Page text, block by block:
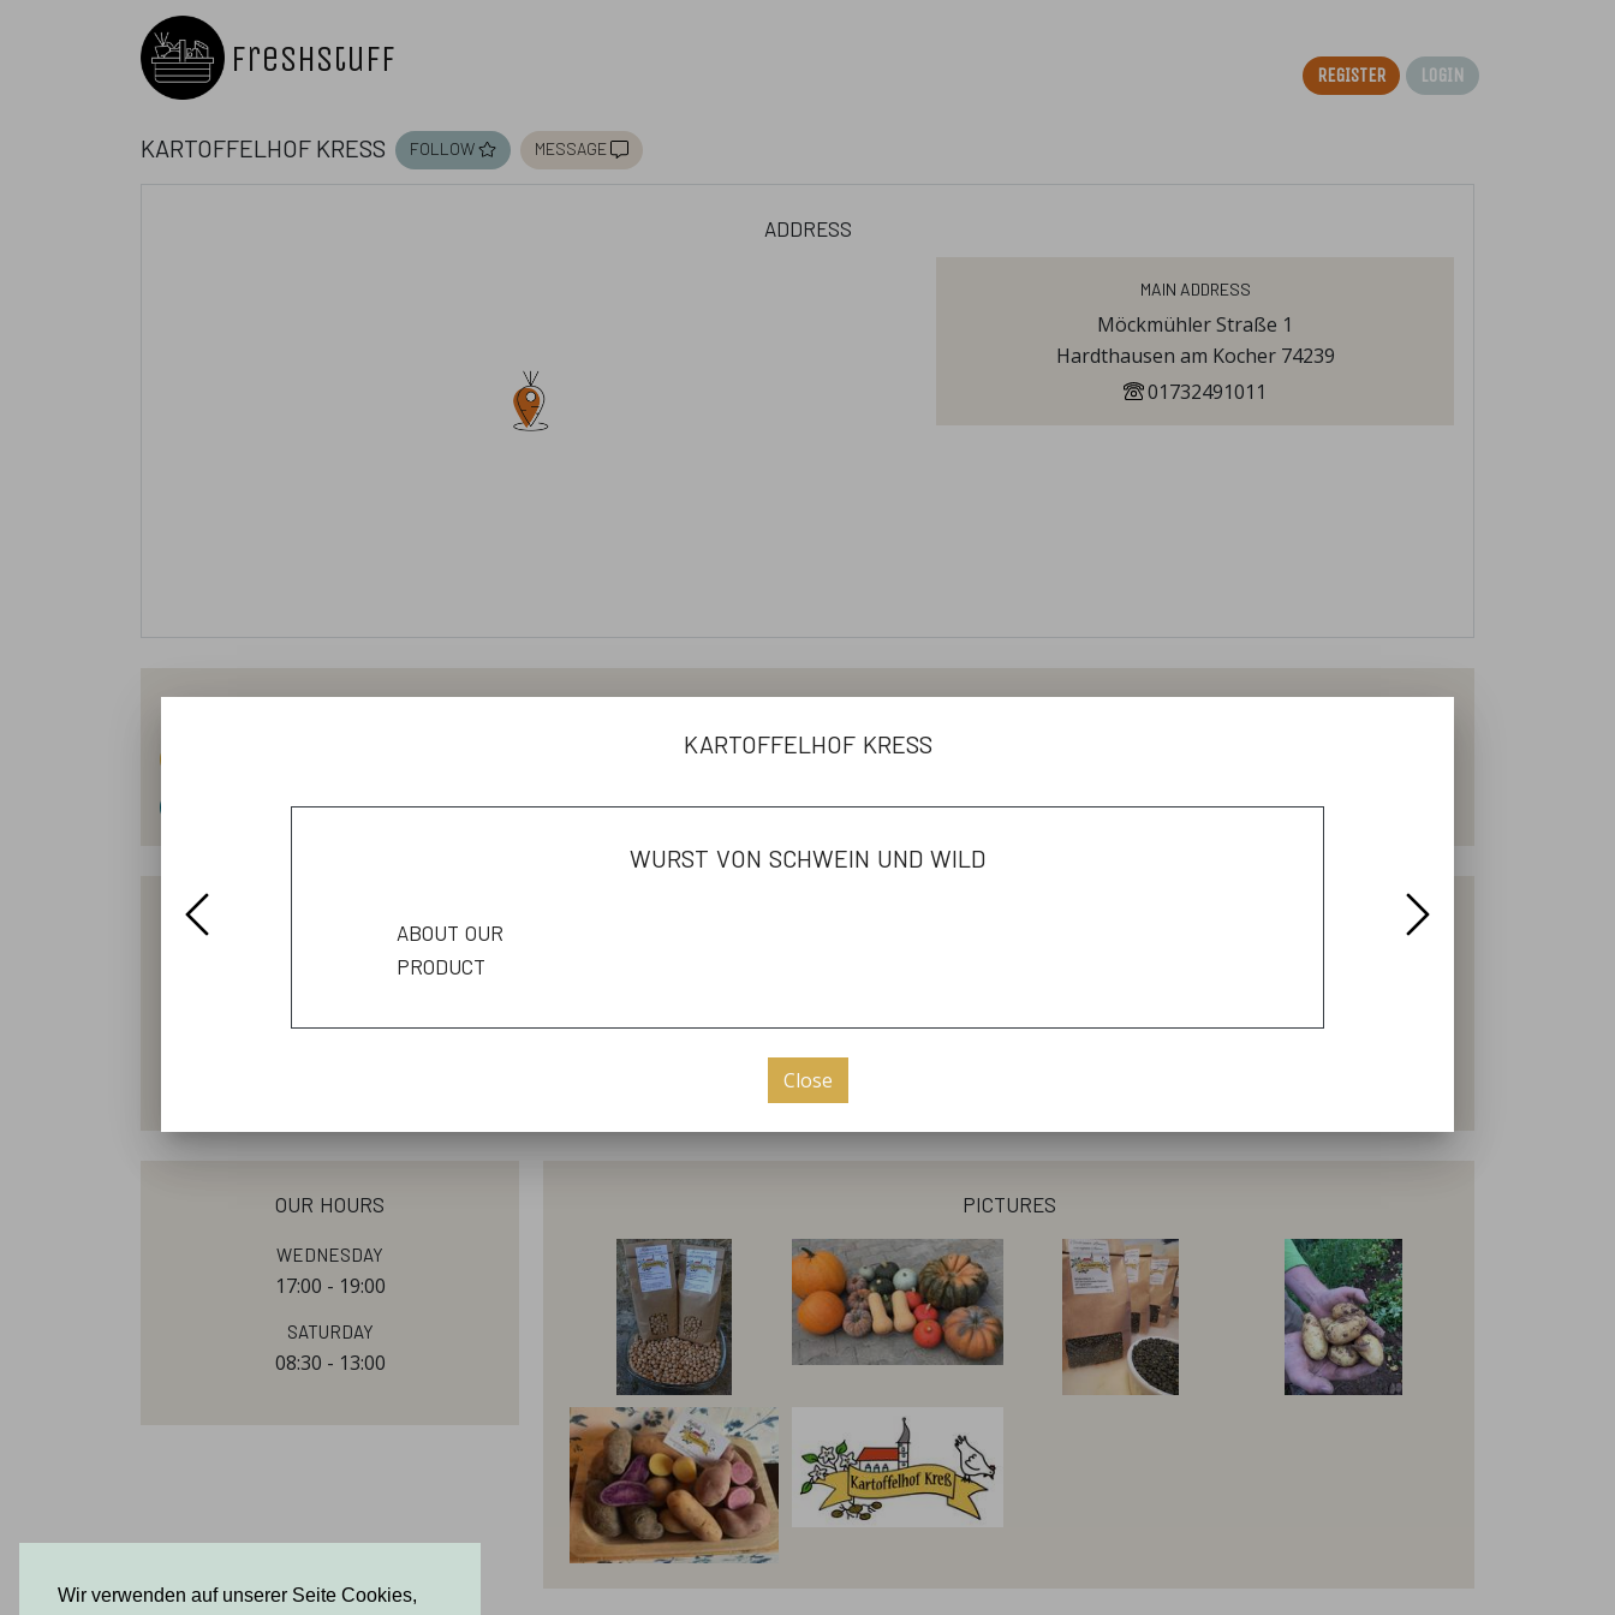
Wir verwenden auf unserer Seite Cookies,
Freshstuff Register Login
Kartoffelhof Kreß follow message
address
Main Address
Möckmühler Straße 1
Hardthausen am Kocher 74239
01732491011
products
Linsen Wein Wurst von Schwein und Wild
Freiland-Eier Kichererbsen
Wir bewirtschaften einen kleinen landwirtschaftlichen Familienbetrieb im unteren Kochertal. Neben Getreide und Zuckerrüben wachsen auf
kontaktieren Sie uns per Mail oder Telefon!
our hours
Wednesday
17:00 - 19:00
Saturday
08:30 - 13:00
pictures
kartoffelhof kreß
wurst von schwein und wild
about our
product
Close